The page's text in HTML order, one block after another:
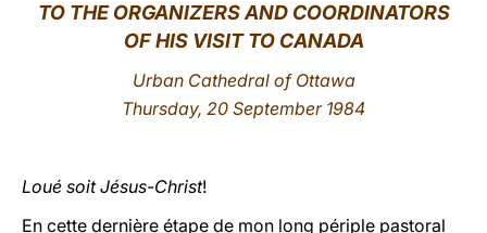
TO THE ORGANIZERS AND COORDINATORS
OF HIS VISIT TO CANADA
Urban Cathedral of Ottawa
Thursday, 20 September 1984
Loué soit Jésus-Christ!
En cette dernière étape de mon long périple pastoral